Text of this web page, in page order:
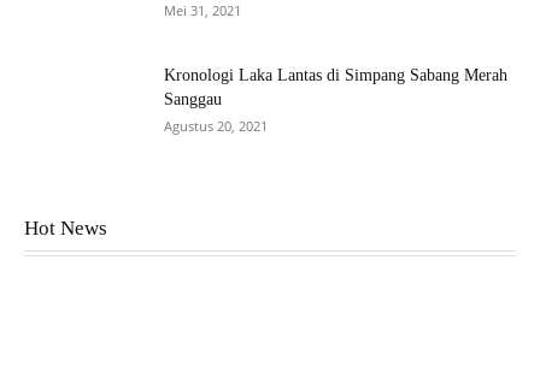
Mei 31, 2021
Kronologi Laka Lantas di Simpang Sabang Merah
Sanggau
Agustus 20, 2021
Hot News